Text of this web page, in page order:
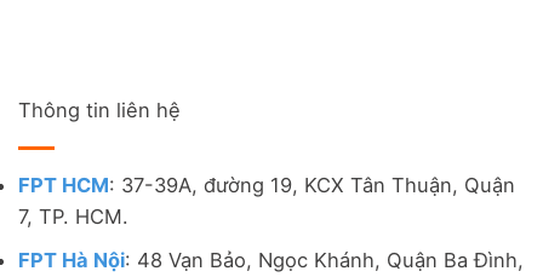
Thông tin liên hệ
FPT HCM: 37-39A, đường 19, KCX Tân Thuận, Quận
7, TP. HCM.
FPT Hà Nội: 48 Vạn Bảo, Ngọc Khánh, Quận Ba Đình,